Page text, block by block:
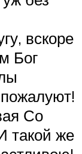
вскоре
Бог
Со
такой же